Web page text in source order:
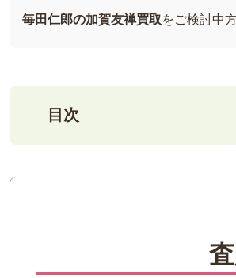
毎田仁郎の加賀友禅買取をご検討中
目次
加賀で人間国宝・